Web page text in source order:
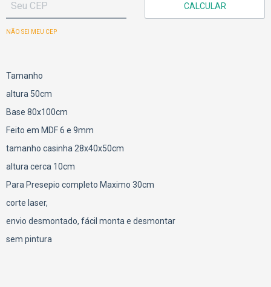
CALCULAR
NÃO SEI MEU CEP
Tamanho
altura 50cm
Base 80x100cm
Feito em MDF 6 e 9mm
tamanho casinha 28x40x50cm
altura cerca 10cm
Para Presepio completo Maximo 30cm
corte laser,
envio desmontado, fácil monta e desmontar
sem pintura